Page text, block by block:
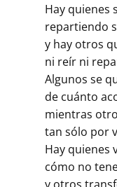
Hay quienes
repartiendo
y hay otros
ni reír ni
Algunos se
de cuánto
mientras
tan sólo por
Hay quienes
cómo no